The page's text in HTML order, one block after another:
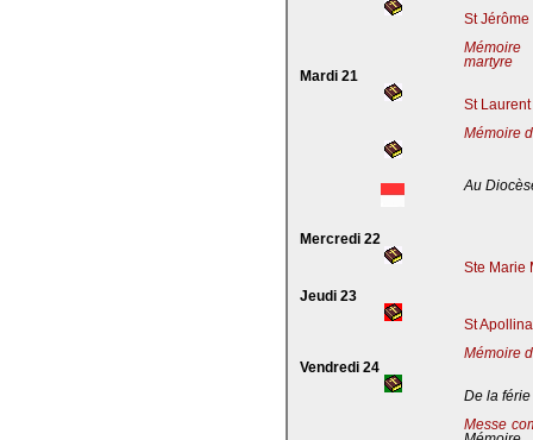
St
Mémoire
martyre
Mardi 21
St
Mémoire
Au
Mercredi 22
Ste Marie
Jeudi 23
St
Mémoire
Vendredi 24
De la férie
Messe